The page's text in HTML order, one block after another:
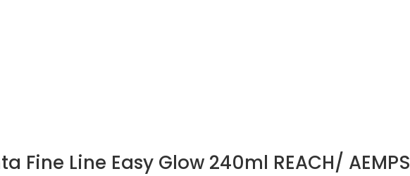
Fine Line Easy Glow 240ml REACH/ AEMPS